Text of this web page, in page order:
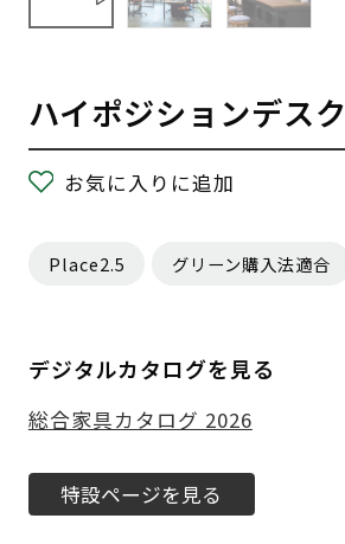
ハイポジションデスク
お気に入りに追加
Place2.5 グリーン購入法適合
デジタルカタログを見る
総合家具カタログ 2026
特設ページを見る